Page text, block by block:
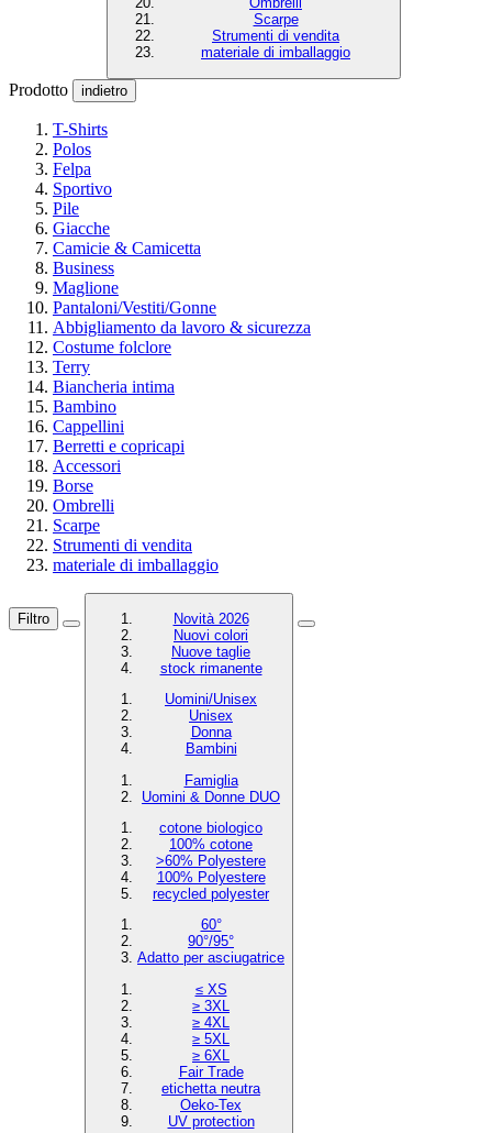
Scarpe
Strumenti di vendita
materiale di imballaggio
Prodotto indietro
T-Shirts
Polos
Felpa
Sportivo
Pile
Giacche
Camicie & Camicetta
Business
Maglione
Pantaloni/Vestiti/Gonne
Abbigliamento da lavoro & sicurezza
Costume folclore
Terry
Biancheria intima
Bambino
Cappellini
Berretti e copricapi
Accessori
Borse
Ombrelli
Scarpe
Strumenti di vendita
materiale di imballaggio
Filtro
Novità 2026
Nuovi colori
Nuove taglie
stock rimanente
Uomini/Unisex
Unisex
Donna
Bambini
Famiglia
Uomini & Donne DUO
cotone biologico
100% cotone
>60% Polyestere
100% Polyestere
recycled polyester
60°
90°/95°
Adatto per asciugatrice
≤ XS
≥ 3XL
≥ 4XL
≥ 5XL
≥ 6XL
Fair Trade
etichetta neutra
Oeko-Tex
UV protection